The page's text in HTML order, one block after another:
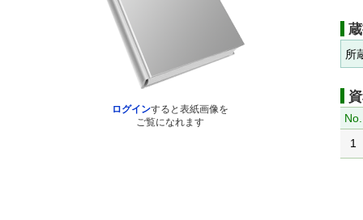
ログインすると表紙画像を
ご覧になれます
所
No.
1